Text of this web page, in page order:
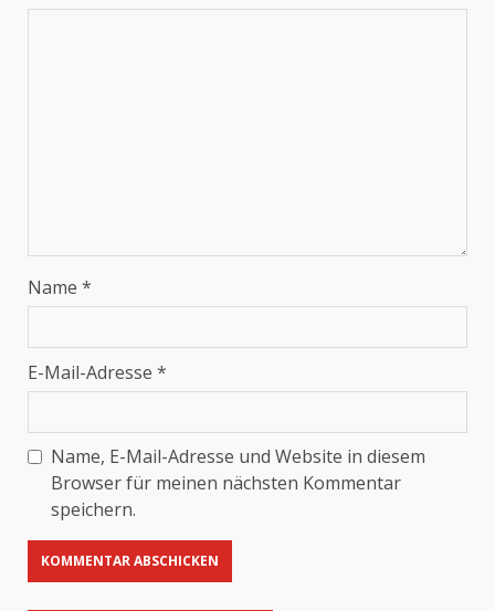
Name *
E-Mail-Adresse *
Name, E-Mail-Adresse und Website in diesem
Browser für meinen nächsten Kommentar
speichern.